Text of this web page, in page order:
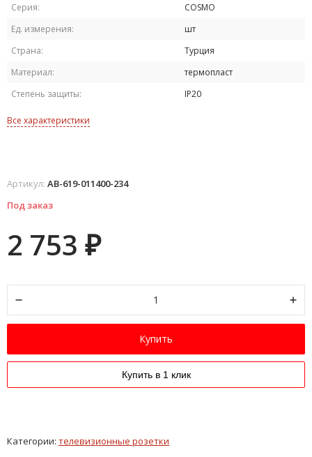
Серия:
COSMO
Ед. измерения:
шт
Страна:
Турция
Материал:
термопласт
Степень защиты:
IP20
Все характеристики
Артикул: AB-619-011400-234
Под заказ
2 753 ₽
Купить
Купить в 1 клик
Категории: телевизионные розетки